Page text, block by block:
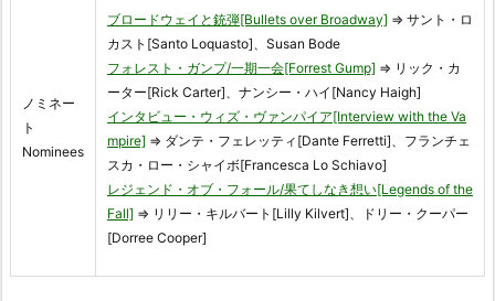
ノミネー
ト
Nominees
ブロードウェイと銃弾[Bullets over Broadway] ⇒ サント・ロ
カスト[Santo Loquasto]、Susan Bode
フォレスト・ガンプ/一期一会[Forrest Gump] ⇒ リック・カ
ーター[Rick Carter]、ナンシー・ハイ[Nancy Haigh]
インタビュー・ウィズ・ヴァンパイア[Interview with the Va
mpire] ⇒ ダンテ・フェレッティ[Dante Ferretti]、フランチェ
スカ・ロー・シャイボ[Francesca Lo Schiavo]
レジェンド・オブ・フォール/果てしなき想い[Legends of the
Fall] ⇒ リリー・キルバート[Lilly Kilvert]、ドリー・クーパー
[Dorree Cooper]